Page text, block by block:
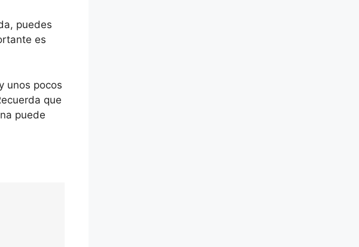
puedes
es
unos pocos
que
puede